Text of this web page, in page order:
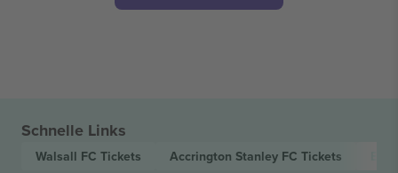
Schnelle Links
Walsall FC Tickets Accrington Stanley FC Tickets